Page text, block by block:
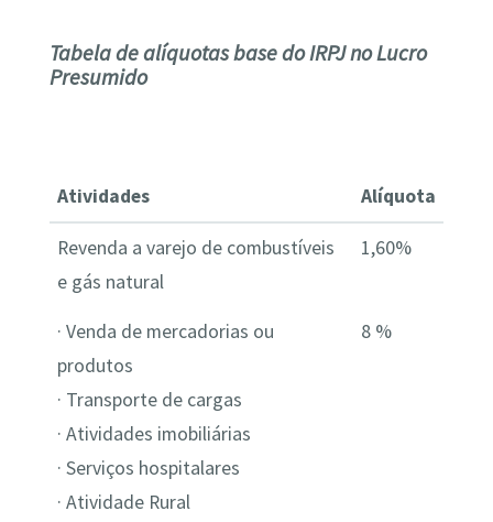
Tabela de alíquotas base do IRPJ no Lucro
Presumido
Atividades Alíquota
Revenda a varejo de combustíveis
e gás natural
1,60%
· Venda de mercadorias ou
produtos
· Transporte de cargas
· Atividades imobiliárias
· Serviços hospitalares
· Atividade Rural
8 %